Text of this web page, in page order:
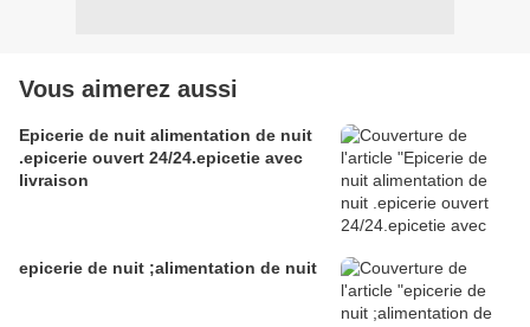
Vous aimerez aussi
Epicerie de nuit alimentation de nuit
.epicerie ouvert 24/24.epicetie avec
livraison
epicerie de nuit ;alimentation de nuit